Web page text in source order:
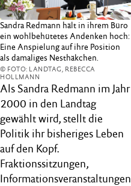
Sandra Redmann hält in ihrem Büro
ein wohlbehütetes Andenken hoch:
Eine Anspielung auf ihre Position
als damaliges Nesthäkchen.
© FOTO: LANDTAG, REBECCA
HOLLMANN
Als Sandra Redmann im Jahr
2000 in den Landtag
gewählt wird, stellt die
Politik ihr bisheriges Leben
auf den Kopf.
Fraktionssitzungen,
Informationsveranstaltungen